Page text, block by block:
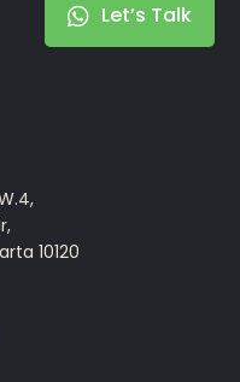
Let’s Talk
10120